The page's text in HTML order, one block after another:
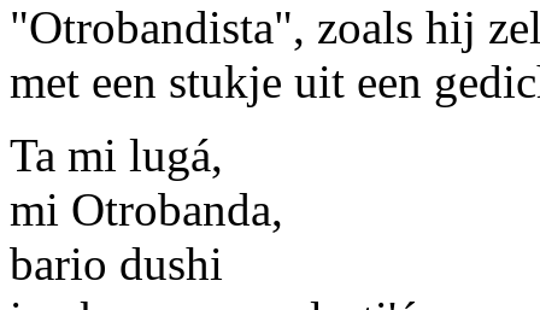
"Otrobandista", zoals hij
met een stukje uit een
Ta mi lugá,
mi Otrobanda,
bario dushi